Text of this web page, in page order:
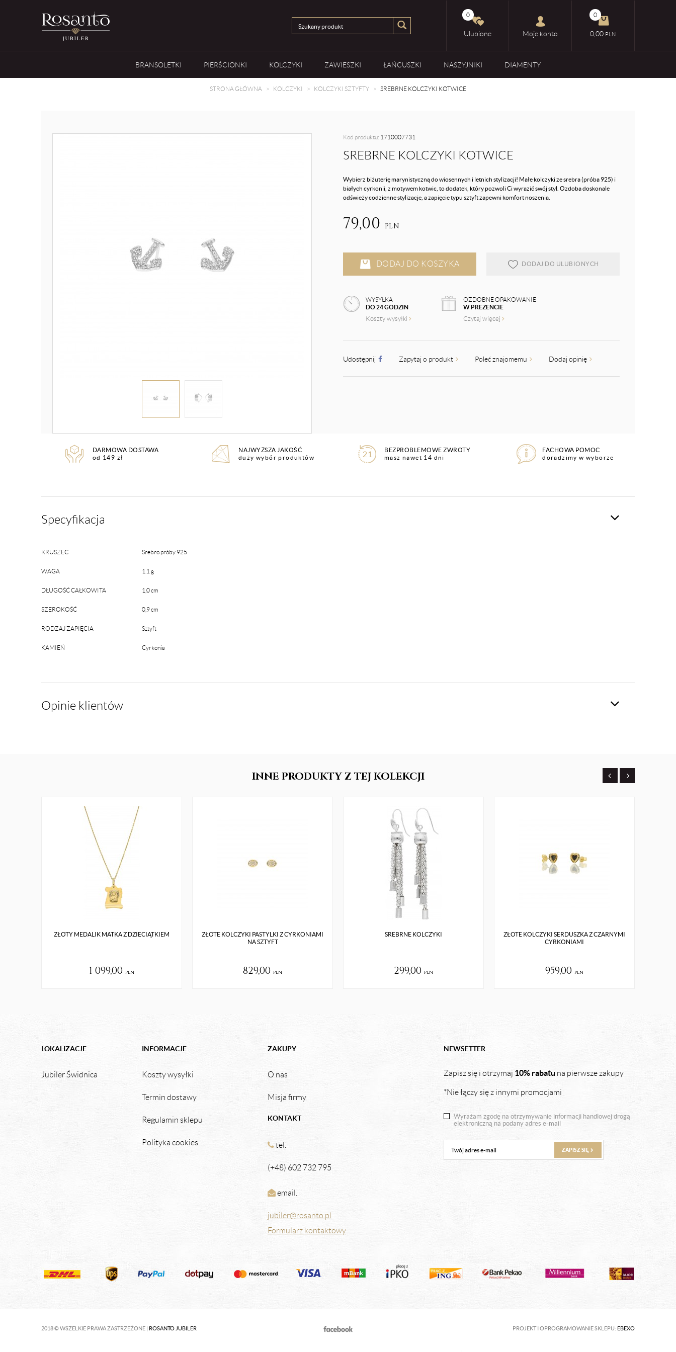
0
Ulubione Moje konto
0
0,00 PLN
BRANSOLETKI PIERŚCIONKI KOLCZYKI ZAWIESZKI ŁAŃCUSZKI NASZYJNIKI DIAMENTY
STRONA GŁÓWNA KOLCZYKI KOLCZYKI SZTYFTY SREBRNE KOLCZYKI KOTWICE
Kod produktu: 1710007731
SREBRNE KOLCZYKI KOTWICE
Wybierz biżuterię marynistyczną do wiosennych i letnich stylizacji! Małe kolczyki ze srebra (próba 925) i
białych cyrkonii, z motywem kotwic, to dodatek, który pozwoli Ci wyrazić swój styl. Ozdoba doskonale
odświeży codzienne stylizacje, a zapięcie typu sztyft zapewni komfort noszenia.
79,00 PLN
DODAJ DO KOSZYKA DODAJ DO ULUBIONYCH
WYSYŁKA
DO 24 GODZIN
Koszty wysyłki
OZDOBNE OPAKOWANIE
W PREZENCIE
Czytaj więcej
Udostępnij Zapytaj o produkt Poleć znajomemu Dodaj opinię
DARMOWA DOSTAWA
od 149 zł
NAJWYŻSZA JAKOŚĆ
duży wybór produktów
BEZPROBLEMOWE ZWROTY
masz nawet 14 dni
FACHOWA POMOC
doradzimy w wyborze
Specyfikacja
KRUSZEC Srebro próby 925
WAGA 1.1 g
DŁUGOŚĆ CAŁKOWITA 1,0 cm
SZEROKOŚĆ 0,9 cm
RODZAJ ZAPIĘCIA Sztyft
KAMIEŃ Cyrkonia
Opinie klientów
INNE PRODUKTYZ TEJ KOLEKCJI
ZŁOTY MEDALIK MATKA Z DZIECIĄTKIEM
1 099,00 pln
ZŁOTE KOLCZYKI PASTYLKI Z CYRKONIAMI
NA SZTYFT
829,00 pln
SREBRNE KOLCZYKI
299,00 pln
ZŁOTE KOLCZYKI SERDUSZKA Z CZARNYMI
CYRKONIAMI
959,00 pln
NEWSETTER
Zapisz się i otrzymaj 10% rabatu na pierwsze zakupy
*Nie łączy się z innymi promocjami
Wyrażam zgodę na otrzymywanie informacji handlowej drogą
elektroniczną na podany adres e-mail
ZAPISZ SIĘ
LOKALIZACJE
Jubiler Świdnica
INFORMACJE
Koszty wysyłki
Termin dostawy
Regulamin sklepu
Polityka cookies
ZAKUPY
O nas
Misja firmy
KONTAKT
tel.
(+48) 602 732 795
email.
jubiler@rosanto.pl
Formularz kontaktowy
2018 © WSZELKIE PRAWA ZASTRZEŻONE | ROSANTO JUBILER PROJEKT I OPROGRAMOWANIE SKLEPU: EBEXO